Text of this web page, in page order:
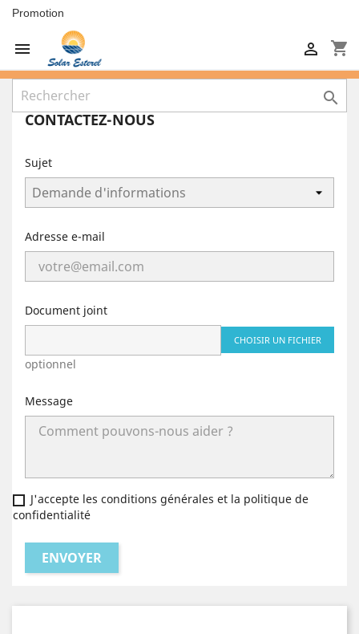
Promotion
 shopping_cart


CONTACTEZ-NOUS
Sujet
Adresse e-mail
Document joint
CHOISIR UN FICHIER
optionnel
Message
J'accepte les conditions générales et la politique de
confidentialité